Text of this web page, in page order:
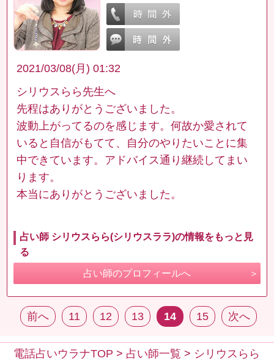
2021/03/08(月) 01:32
シリウスらら先生へ
先程はありがとうございました。
波動上がってるのを感じます。何故か愛されて
いると自信がもてて、自分のやりたいことに集
中できています。アドバイス通り継続してまい
ります。
本当にありがとうございました。
占い師 シリウスらら(シリウスララ)の情報をもっと見
る
占い師のプロフィールへ
前へ 11 12 13 14 15 次へ
電話占いウラナTOP > 占い師一覧 > シリウスらら